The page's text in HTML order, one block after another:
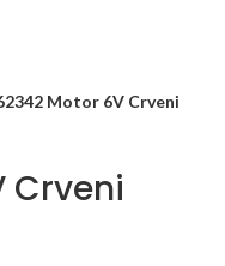
Motor 6V Crveni
Crveni